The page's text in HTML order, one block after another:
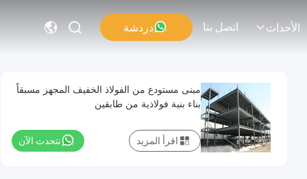
الأحداث اتصل بنا دردشة
مبنى مستودع من الفولاذ الخفيف المجهز مسبقاً
بناء بنية فولاذية من طابقين
نتحدث الآن اقرأ المزيد